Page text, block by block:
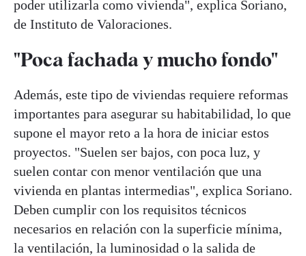
poder utilizarla como vivienda", explica Soriano,
de Instituto de Valoraciones.
"Poca fachada y mucho fondo"
Además, este tipo de viviendas requiere reformas
importantes para asegurar su habitabilidad, lo que
supone el mayor reto a la hora de iniciar estos
proyectos. "Suelen ser bajos, con poca luz, y
suelen contar con menor ventilación que una
vivienda en plantas intermedias", explica Soriano.
Deben cumplir con los requisitos técnicos
necesarios en relación con la superficie mínima,
la ventilación, la luminosidad o la salida de